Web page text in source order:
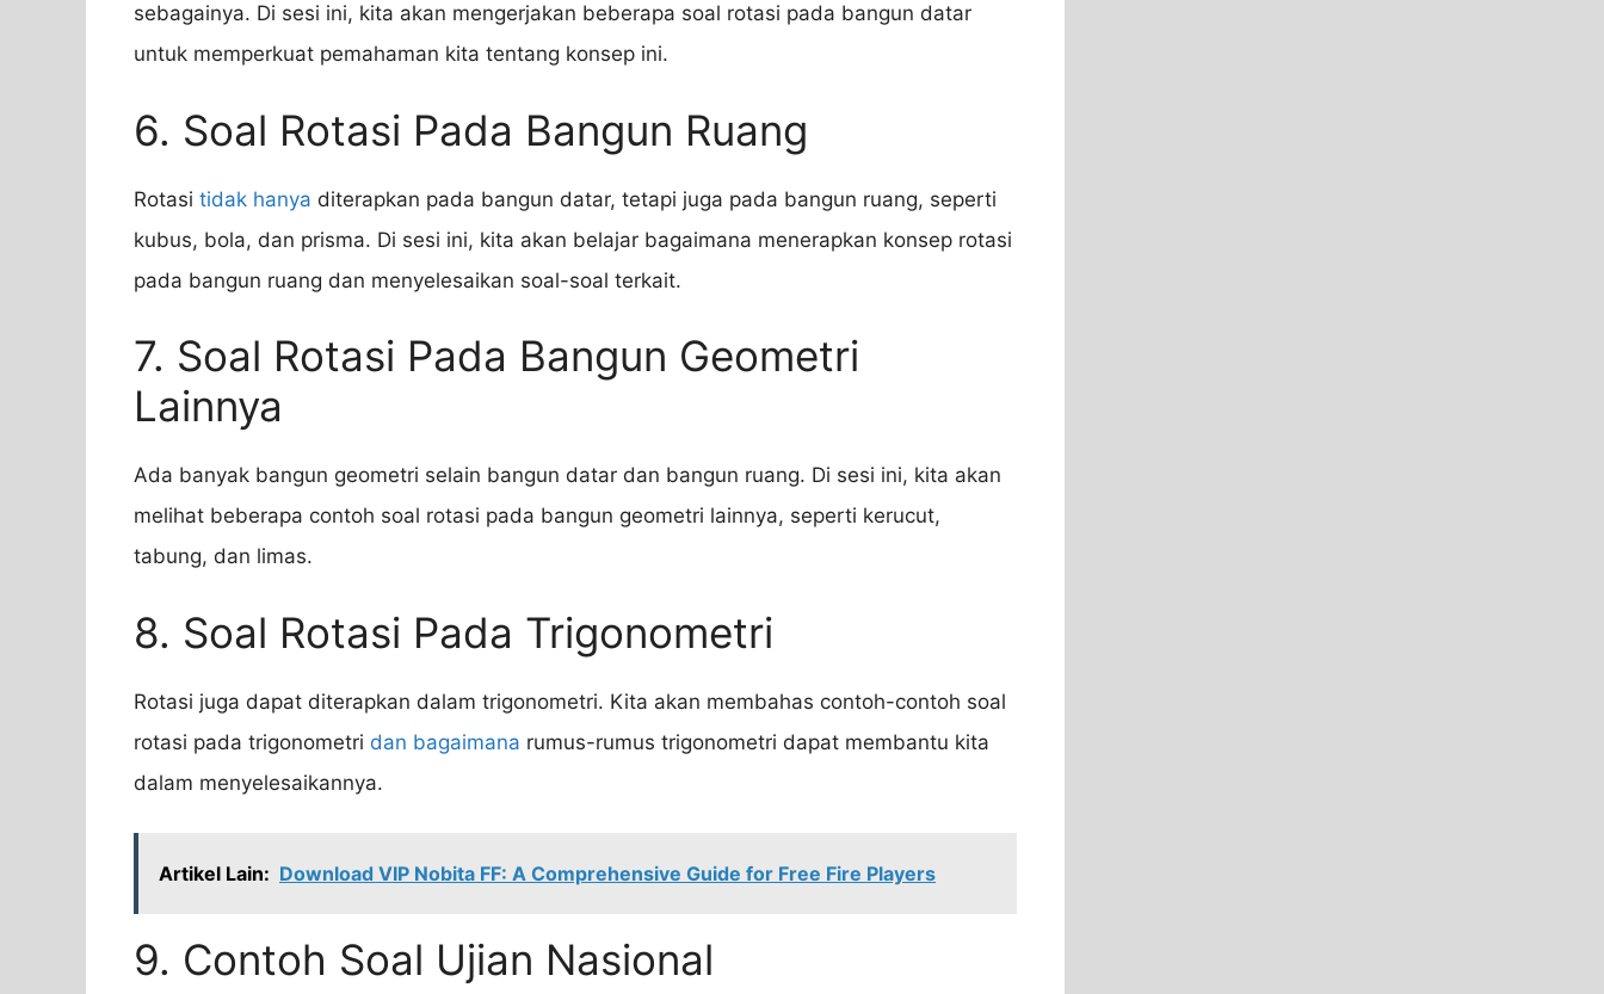
sebagainya. Di sesi ini, kita akan mengerjakan beberapa soal rotasi pada bangun datar
untuk memperkuat pemahaman kita tentang konsep ini.
6. Soal Rotasi Pada Bangun Ruang
Rotasi tidak hanya diterapkan pada bangun datar, tetapi juga pada bangun ruang, seperti
kubus, bola, dan prisma. Di sesi ini, kita akan belajar bagaimana menerapkan konsep rotasi
pada bangun ruang dan menyelesaikan soal-soal terkait.
7. Soal Rotasi Pada Bangun Geometri
Lainnya
Ada banyak bangun geometri selain bangun datar dan bangun ruang. Di sesi ini, kita akan
melihat beberapa contoh soal rotasi pada bangun geometri lainnya, seperti kerucut,
tabung, dan limas.
8. Soal Rotasi Pada Trigonometri
Rotasi juga dapat diterapkan dalam trigonometri. Kita akan membahas contoh-contoh soal
rotasi pada trigonometri dan bagaimana rumus-rumus trigonometri dapat membantu kita
dalam menyelesaikannya.
Artikel Lain: Download VIP Nobita FF: A Comprehensive Guide for Free Fire Players
9. Contoh Soal Ujian Nasional